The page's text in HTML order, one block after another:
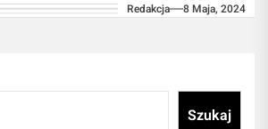
na naszym blogu...
Redakcja 8 Maja, 2024
Szukaj